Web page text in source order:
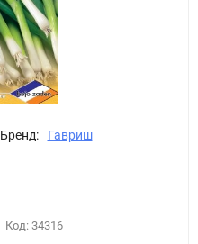
Бренд: Гавриш
Код: 34316